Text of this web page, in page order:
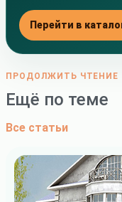
Перейти в
ПРОДОЛЖИТЬ ЧТЕНИЕ
Ещё по теме
Все статьи